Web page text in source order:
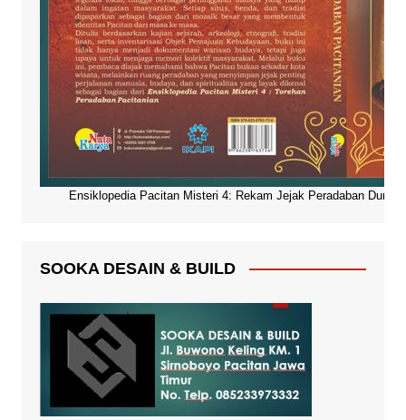
Ensiklopedia Pacitan Misteri 4: Rekam Jejak Peradaban Dunia
SOOKA DESAIN & BUILD